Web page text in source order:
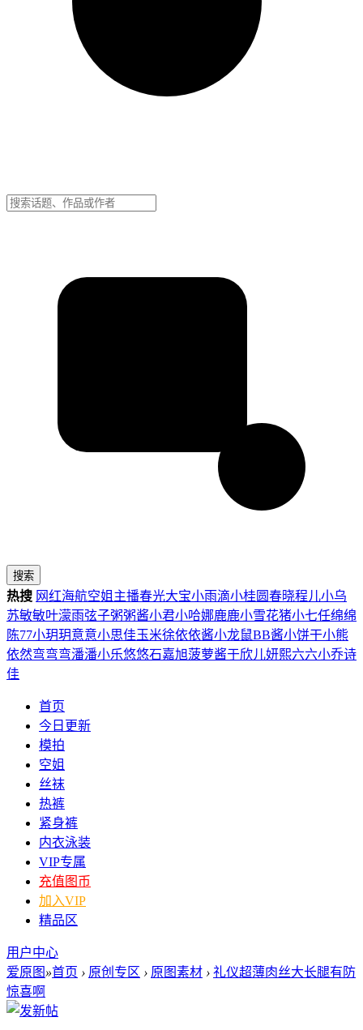
搜索
热搜 网红海航空姐 主播春光大宝小雨滴小桂圆春晓程儿小乌
苏敏敏叶濛雨弦子粥粥酱小君小哈娜鹿鹿小雪花猪小七任绵绵
陈77小玥玥意意小思佳玉米徐依依酱小龙鼠BB酱小饼干小熊
依然弯弯弯潘潘小乐悠悠石嘉旭菠萝酱于欣儿妍熙六六小乔诗
佳
首页
今日更新
模拍
空姐
丝袜
热裤
紧身裤
内衣泳装
VIP专属
充值图币
加入VIP
精品区
用户中心
爱原图 »首页 › 原创专区 › 原图素材 › 礼仪超薄肉丝大长腿有防
惊喜啊